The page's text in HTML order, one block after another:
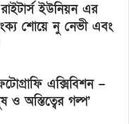
রাইটার্স ইউনিয়ন এর
শোয়ে নু নেভী এবং
এক্সিবিশন –
ও অস্তিত্বের গল্প’